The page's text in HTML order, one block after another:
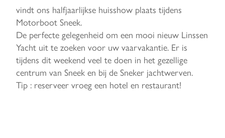
vindt ons halfjaarlijkse huisshow plaats tijdens
Motorboot Sneek.
De perfecte gelegenheid om een mooi nieuw Linssen
Yacht uit te zoeken voor uw vaarvakantie. Er is
tijdens dit weekend veel te doen in het gezellige
centrum van Sneek en bij de Sneker jachtwerven.
Tip : reserveer vroeg een hotel en restaurant!